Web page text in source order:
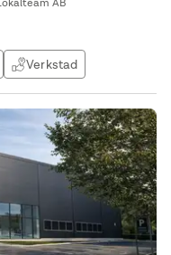
Verkstad